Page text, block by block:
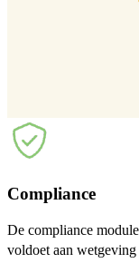
Compliance
De compliance
voldoet aan